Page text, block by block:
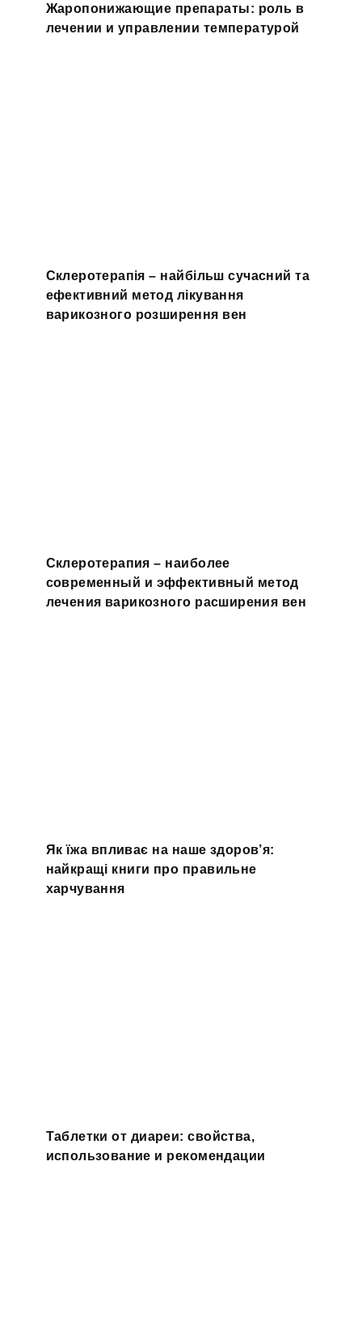
Жаропонижающие препараты: роль в
лечении и управлении температурой
Склеротерапія – найбільш сучасний та
ефективний метод лікування
варикозного розширення вен
Склеротерапия – наиболее
современный и эффективный метод
лечения варикозного расширения вен
Як їжа впливає на наше здоров’я:
найкращі книги про правильне
харчування
Таблетки от диареи: свойства,
использование и рекомендации